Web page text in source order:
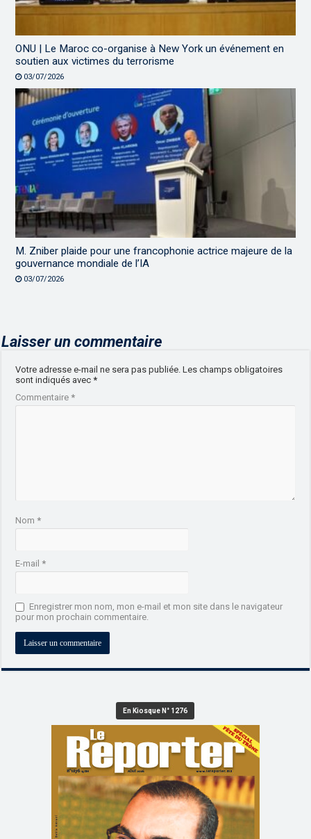
ONU | Le Maroc co-organise à New York un événement en
soutien aux victimes du terrorisme
03/07/2026
M. Zniber plaide pour une francophonie actrice majeure de la
gouvernance mondiale de l’IA
03/07/2026
Laisser un commentaire
Votre adresse e-mail ne sera pas publiée. Les champs obligatoires
sont indiqués avec*
Commentaire*
Nom*
E-mail*
Enregistrer mon nom, mon e-mail et mon site dans le navigateur
pour mon prochain commentaire.
En Kiosque N° 1276